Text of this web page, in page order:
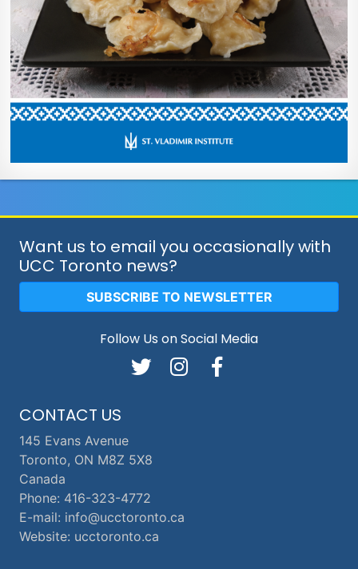
CONTACT US
145 Evans Avenue
Toronto, ON M8Z 5X8
Canada
Phone: 416-323-4772
E-mail: info@ucctoronto.ca
Website: ucctoronto.ca
Want us to email you occasionally with
UCC Toronto news?
SUBSCRIBE TO NEWSLETTER
Follow Us on Social Media